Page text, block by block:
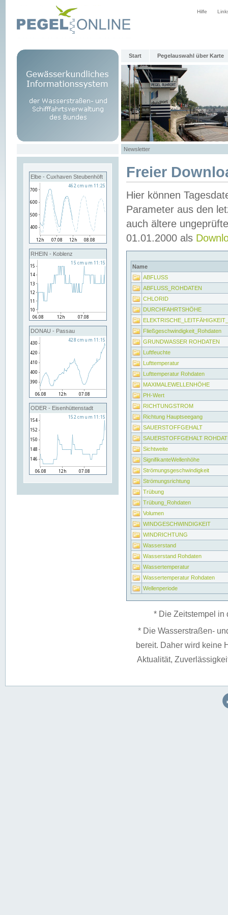
Hilfe
Start Pegelauswahl über Karte
Newsletter
Elbe - Cuxhaven Steubenhöft
RHEIN - Koblenz
DONAU - Passau
ODER - Eisenhüttenstadt
Freier
Hier können
Parameter aus den
auch ältere
01.01.2000 als
Name
ABFLUSS
ABFLUSS_ROHDATEN
CHLORID
DURCHFAHRTSHÖHE
Fließgeschwindigkeit_Rohdaten
GRUNDWASSER ROHDATEN
Luftfeuchte
Lufttemperatur
Lufttemperatur Rohdaten
MAXIMALEWELLENHÖHE
PH-Wert
RICHTUNGSTROM
Richtung Hauptseegang
SAUERSTOFFGEHALT
SAUERSTOFFGEHALT
Sichtweite
SignifikanteWellenhöhe
Strömungsgeschwindigkeit
Strömungsrichtung
Trübung
Trübung_Rohdaten
Volumen
WINDGESCHWINDIGKEIT
WINDRICHTUNG
Wasserstand
Wasserstand Rohdaten
Wassertemperatur
Wassertemperatur Rohdaten
Wellenperiode
* Die Zeitstempel in
* Die Wasserstraßen-
bereit. Daher wird keine
Aktualität,